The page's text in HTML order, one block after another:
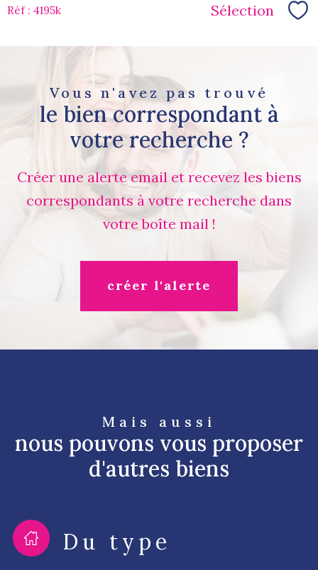
Réf : 4195k Sélection
Vous n'avez pas trouvé
le bien correspondant à
votre recherche ?
Créer une alerte email et recevez les biens
correspondants à votre recherche dans
votre boîte mail !
créer l'alerte
Mais aussi
nous pouvons vous proposer
d'autres biens
Du type